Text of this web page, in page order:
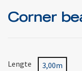
Corner
Lengte 3,00m